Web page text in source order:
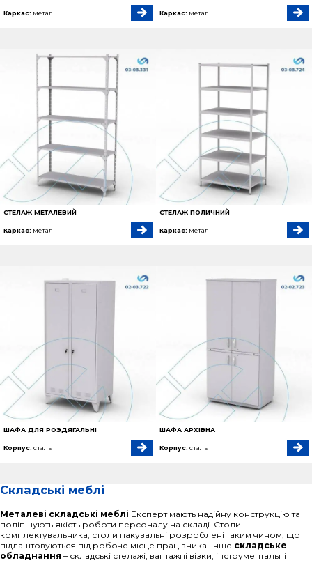
Каркас: метал Каркас: метал
СТЕЛАЖ МЕТАЛЕВИЙ
Каркас: метал
СТЕЛАЖ ПОЛИЧНИЙ
Каркас: метал
ШАФА ДЛЯ РОЗДЯГАЛЬНІ
Корпус: сталь
ШАФА АРХІВНА
Корпус: сталь
Складські меблі
Металеві складські меблі Експерт мають надійну конструкцію та
поліпшують якість роботи персоналу на складі. Столи
комплектувальника, столи пакувальні розроблені таким чином, що
підлаштовуються під робоче місце працівника. Інше складське
обладнання – складські стелажі, вантажні візки, інструментальні